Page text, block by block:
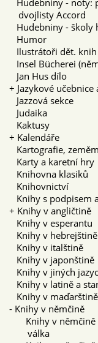
dvojlisty Accord
Hudebniny - školy
Humor
Ilustrátoři dět. knih
Insel Bücherei
Jan Hus dílo
+ Jazykové
Jazzová sekce
Judaika
Kaktusy
+ Kalendáře
Kartografie,
Karty a karetní hry
Knihovna klasiků
Knihovnictví
Knihy s podpisem
+ Knihy v angličtině
Knihy v esperantu
Knihy v hebrejštině
Knihy v italštině
Knihy v japonštině
Knihy v jiných
Knihy v latině a
Knihy v maďarštině
- Knihy v němčině
Knihy v němčině
válka